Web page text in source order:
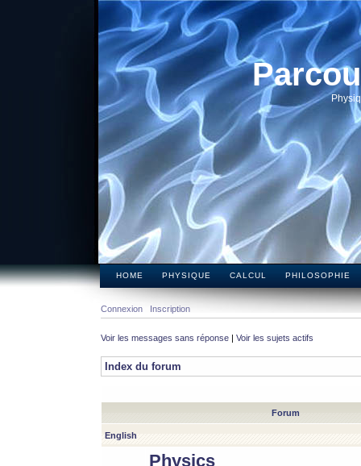
HOME PHYSIQUE CALCUL PHILOSOPHIE
Connexion Inscription
Voir les messages sans réponse | Voir les sujets actifs
Index du forum
Forum
English
Physics